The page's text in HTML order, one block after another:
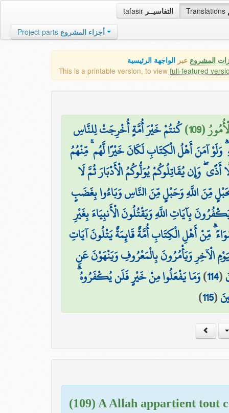
tafasir التفاسيــر Translations
Project parts أجزاء المشروع
المشروع عبر الواجهة الرئيسية
This is a printable version, to view full-featured
(109)
كُنتُمْ خَيْرَ أُمَّةٍ أُخْرِجَتْ لِلنَّاسِ
آمَنَ أَهْلُ الْكِتَابِ لَكَانَ خَيْرًا لَّهُم ۚ مِّنْهُمُ
وَإِن يُقَاتِلُوكُمْ يُوَلُّوكُمُ الْأَدْبَارَ ثُمَّ لَا
مِّنَ اللَّهِ وَحَبْلٍ مِّنَ النَّاسِ وَبَاءُوا بِغَضَبٍ
بِآيَاتِ اللَّهِ وَيَقْتُلُونَ الْأَنبِيَاءَ بِغَيْرِ
مِّنْ أَهْلِ الْكِتَابِ أُمَّةٌ قَائِمَةٌ يَتْلُونَ آيَاتِ
الْآخِرِ وَيَأْمُرُونَ بِالْمَعْرُوفِ وَيَنْهَوْنَ عَنِ
(
114
)وَمَا يَفْعَلُوا مِنْ خَيْرٍ فَلَن يُكْفَرُوهُ ۗ
(
115
)
(109) A Allah appartient tout